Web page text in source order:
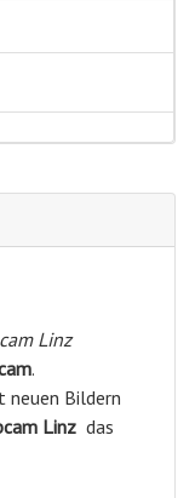
Linz
.
neuen Bildern
Linz das